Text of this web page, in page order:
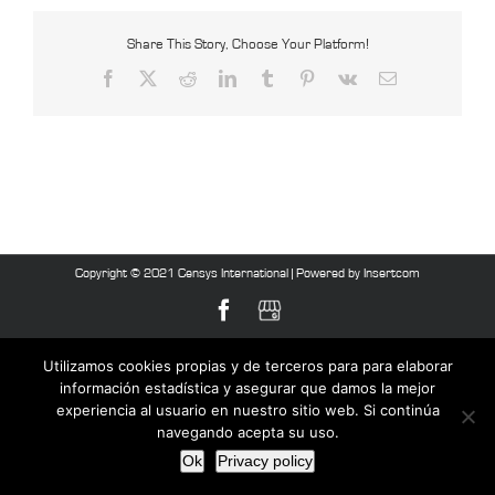
Share This Story, Choose Your Platform!
Facebook RedditLinkedInTumblr Pinterest
Vk Email
Copyright © 2021 Censys International | Powered by Insertcom
Facebook
MyBusiness
Utilizamos cookies propias y de terceros para para elaborar
información estadística y asegurar que damos la mejor
experiencia al usuario en nuestro sitio web. Si continúa
navegando acepta su uso.
Ok
Privacy policy